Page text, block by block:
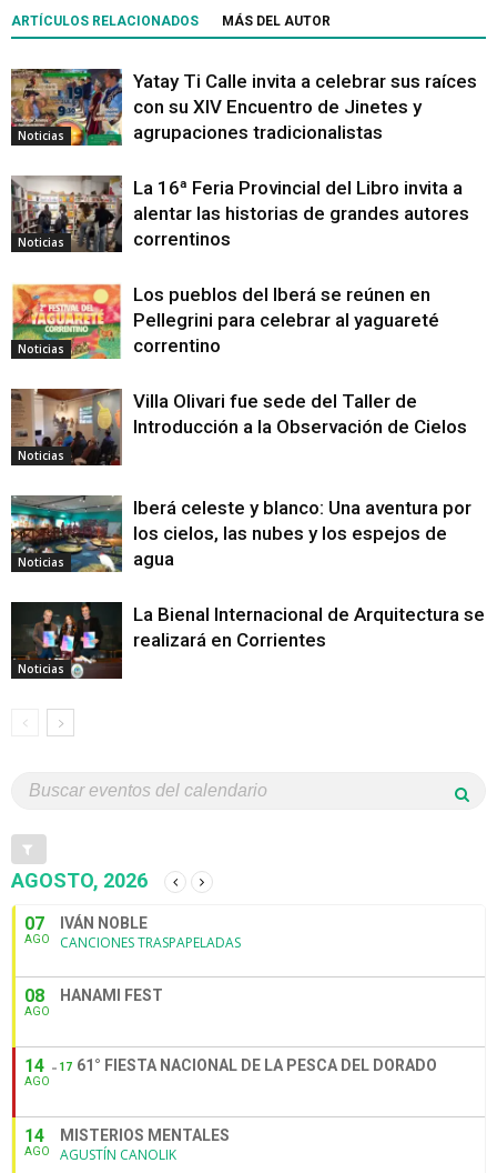
ARTÍCULOS RELACIONADOS MÁS DEL AUTOR
Noticias
Yatay Ti Calle invita a celebrar sus raíces
con su XIV Encuentro de Jinetes y
agrupaciones tradicionalistas
Noticias
La 16ª Feria Provincial del Libro invita a
alentar las historias de grandes autores
correntinos
Noticias
Los pueblos del Iberá se reúnen en
Pellegrini para celebrar al yaguareté
correntino
Noticias
Villa Olivari fue sede del Taller de
Introducción a la Observación de Cielos
Noticias
Iberá celeste y blanco: Una aventura por
los cielos, las nubes y los espejos de
agua
Noticias
La Bienal Internacional de Arquitectura se
realizará en Corrientes
AGOSTO, 2026
07
AGO
IVÁN NOBLE
CANCIONES TRASPAPELADAS
08
AGO
HANAMI FEST
14
AGO
17 61° FIESTA NACIONAL DE LA PESCA DEL DORADO
14
AGO
MISTERIOS MENTALES
AGUSTÍN CANOLIK